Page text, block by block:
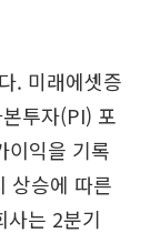
. 미래에셋증
투자(PI) 포
이익을 기록
상승에 따른
사는 2분기